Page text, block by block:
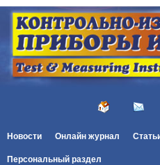
Новости Онлайн журнал
Персональный раздел